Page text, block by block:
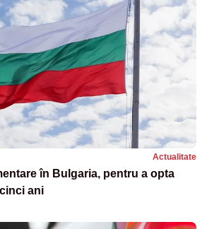
Actualitate
în Bulgaria, pentru a opta
ani